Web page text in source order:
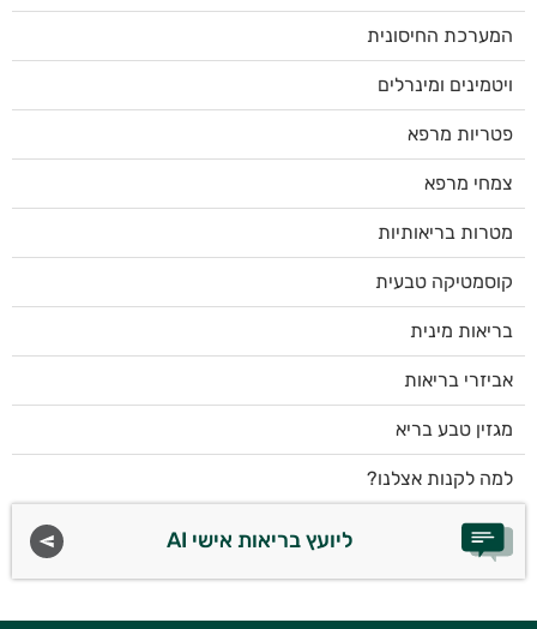
המערכת החיסונית
ויטמינים ומינרלים
פטריות מרפא
צמחי מרפא
מטרות בריאותיות
קוסמטיקה טבעית
בריאות מינית
אביזרי בריאות
מגזין טבע בריא
למה לקנות אצלנו?
ליועץ בריאות אישי AI